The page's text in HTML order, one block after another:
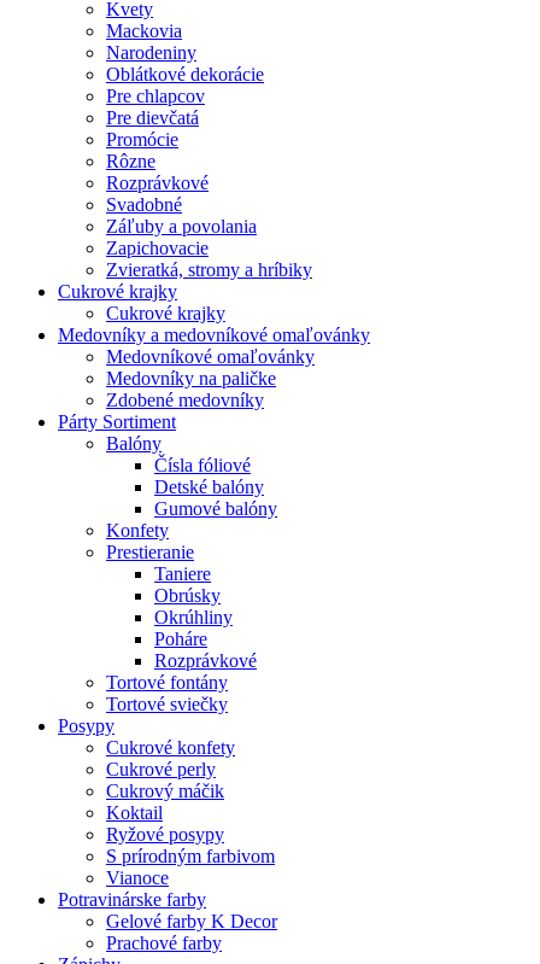
Kvety
Mackovia
Narodeniny
Oblátkové dekorácie
Pre chlapcov
Pre dievčatá
Promócie
Rôzne
Rozprávkové
Svadobné
Záľuby a povolania
Zapichovacie
Zvieratká, stromy a hríbiky
Cukrové krajky
Cukrové krajky
Medovníky a medovníkové omaľovánky
Medovníkové omaľovánky
Medovníky na paličke
Zdobené medovníky
Párty Sortiment
Balóny
Čísla fóliové
Detské balóny
Gumové balóny
Konfety
Prestieranie
Taniere
Obrúsky
Okrúhliny
Poháre
Rozprávkové
Tortové fontány
Tortové sviečky
Posypy
Cukrové konfety
Cukrové perly
Cukrový máčik
Koktail
Ryžové posypy
S prírodným farbivom
Vianoce
Potravinárske farby
Gelové farby K Decor
Prachové farby